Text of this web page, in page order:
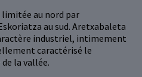
limitée au nord par
au sud. Aretxabaleta
industriel, intimement
caractérisé le
la vallée.